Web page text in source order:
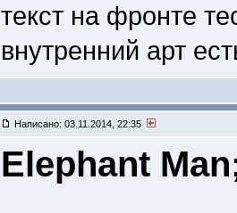
текст на фронте
внутренний арт
Написано: 03.11.2014, 22:35
Elephant